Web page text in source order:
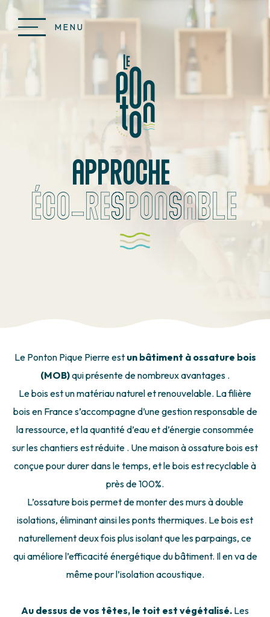
Aller
contenu
principal
MENU
approche
éco-responsable
Le Ponton Pique Pierre estun bâtiment à ossature bois
(MOB)qui présente de nombreux avantages .
Le bois est un matériau naturel et renouvelable. La filière
bois en France s’accompagne d’une gestion responsable de
la ressource, et la quantité d’eau et d’énergie consommée
sur les chantiers est réduite . Une maison à ossature bois est
conçue pour durer dans le temps, et le bois est recyclable à
près de 100%.
L’ossature bois permet de monter des murs à double
isolations, éliminant ainsi les ponts thermiques. Le bois est
naturellement deux fois plus isolant que les parpaings, ce
qui améliore l’efficacité énergétique du bâtiment. Il en va de
même pour l’isolation acoustique.
Au dessus de vos têtes, le toit est végétalisé. Les